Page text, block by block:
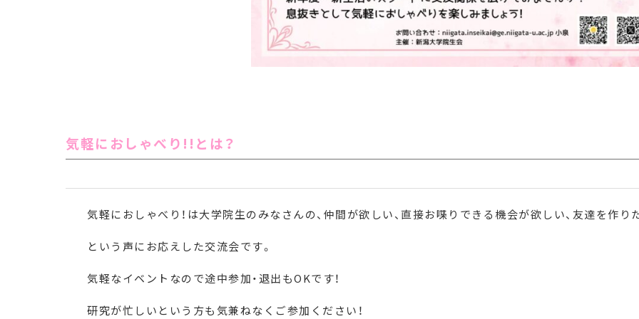
気軽におしゃべり!!とは？
気軽におしゃべり！は大学院生のみなさんの、仲間が欲しい、直接お喋りできる機会が欲しい、友達を作り
という声にお応えした交流会です。
気軽なイベントなので途中参加・退出もOKです！
研究が忙しいという方も気兼ねなくご参加ください！